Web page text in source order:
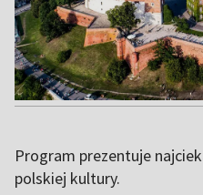
Program prezentuje
polskiej kultury.